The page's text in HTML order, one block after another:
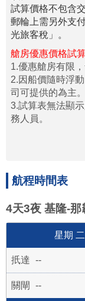
試算價格不包含
郵輪上需另外支
光旅客稅」。
艙房優惠價格試算
1.優惠艙房有限，
2.因船價隨時浮
司可提供的為主。
3.試算表無法顯
務人員。
航程時間表
4天3夜 基隆-那
二
--
--